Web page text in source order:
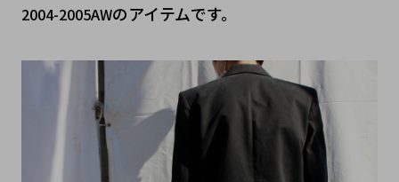
2004-2005AWのアイテムです。